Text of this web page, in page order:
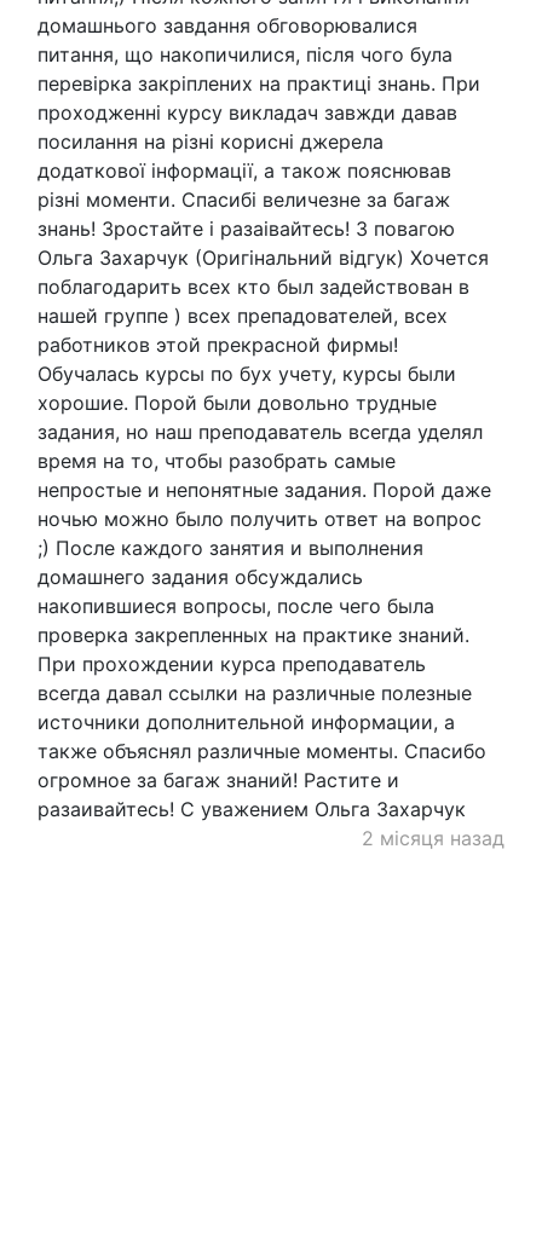
домашнього завдання обговорювалися
питання, що накопичилися, після чого була
перевірка закріплених на практиці знань. При
проходженні курсу викладач завжди давав
посилання на різні корисні джерела
додаткової інформації, а також пояснював
різні моменти. Спасибі величезне за багаж
знань! Зростайте і разаівайтесь! З повагою
Ольга Захарчук (Оригінальний відгук) Хочется
поблагодарить всех кто был задействован в
нашей группе ) всех препадователей, всех
работников этой прекрасной фирмы!
Обучалась курсы по бух учету, курсы были
хорошие. Порой были довольно трудные
задания, но наш преподаватель всегда уделял
время на то, чтобы разобрать самые
непростые и непонятные задания. Порой даже
ночью можно было получить ответ на вопрос
;) После каждого занятия и выполнения
домашнего задания обсуждались
накопившиеся вопросы, после чего была
проверка закрепленных на практике знаний.
При прохождении курса преподаватель
всегда давал ссылки на различные полезные
источники дополнительной информации, а
также объяснял различные моменты. Спасибо
огромное за багаж знаний! Растите и
разаивайтесь! С уважением Ольга Захарчук
2 місяця назад